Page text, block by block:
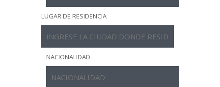
LUGAR DE RESIDENCIA
NACIONALIDAD